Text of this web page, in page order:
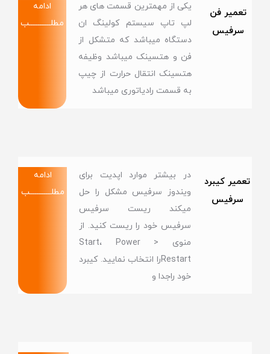
تعمیر فن
سرفیس
یکی از مهمترین قسمت های هر
لپ تاپ سیستم کولینگ ان
دستگاه میباشد که متشکل از
فن و هتسینک میباشد وظیفه
هتسینک انتقال حرارت از چیپ
به قسمت رادیاتوری میباشد
ادامه
مطلــــــــــــب
تعمیر کیبرد
سرفیس
در بیشتر موارد اپدیت برای
ویندوز سرفیس مشکل را حل
میکند ریست سرفیس
سرفیس خود را ریست کنید. از
منوی Start، Power >
Restartرا انتخاب نمایید. کیبرد
خود راجدا و
ادامه
مطلــــــــــــب